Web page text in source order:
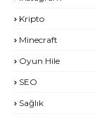
Kripto
Minecraft
Oyun Hile
SEO
Sağlık